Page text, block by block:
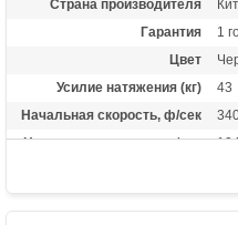
Страна производителя
Гарантия
1
Цвет
Усилие натяжения (кг)
43
Начальная скорость, ф/сек
Начальная скорость, м/сек
Размах плечей (см)